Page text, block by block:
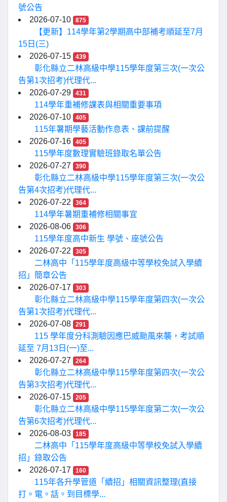
號公告
2026-07-10
875
【更新】114學年第2學期高中部補考順延至7月
15日(三)
2026-07-15
439
彰化縣立二林高級中學115學年度第三次(一次公
告第1次招考)代理代...
2026-07-29
431
114學年重補修課表與相關重要事項
2026-07-10
405
115年暑期學藝活動作息表、課前提醒
2026-07-16
405
115學年度數理實驗班錄取名單公告
2026-07-27
390
彰化縣立二林高級中學115學年度第三次(一次公
告第4次招考)代理代...
2026-07-22
364
114學年暑期重補修相關事宜
2026-08-06
306
115學年度高中新生 學號、座號公告
2026-07-22
305
二林高中「115學年度高級中等學校免試入學續
招」簡章公告
2026-07-17
303
彰化縣立二林高級中學115學年度第四次(一次公
告第1次招考)代理代...
2026-07-08
291
115 學年度分科測驗因應巴威颱風來襲，考試順
延至 7月13日(一)至...
2026-07-27
264
彰化縣立二林高級中學115學年度第四次(一次公
告第3次招考)代理代...
2026-07-15
205
彰化縣立二林高級中學115學年度第二次(一次公
告第6次招考)代理代...
2026-08-03
185
二林高中「115學年度高級中等學校免試入學續
招」錄取公告
2026-07-17
160
115年各升學管道「續招」相關資訊整理(直接
打。電。話。到目標學...